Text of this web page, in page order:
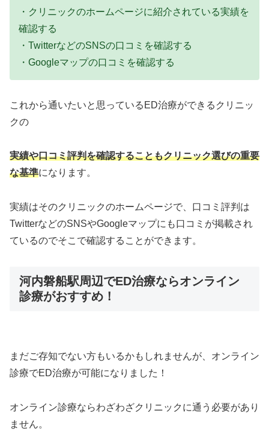
・クリニックのホームページに紹介されている実績を
確認する
・TwitterなどのSNSの口コミを確認する
・Googleマップの口コミを確認する
これから通いたいと思っているED治療ができるクリニッ
クの
実績や口コミ評判を確認することもクリニック選びの重要
な基準になります。
実績はそのクリニックのホームページで、口コミ評判は
TwitterなどのSNSやGoogleマップにも口コミが掲載され
ているのでそこで確認することができます。
河内磐船駅周辺でED治療ならオンライン
診療がおすすめ！
まだご存知でない方もいるかもしれませんが、オンライン
診療でED治療が可能になりました！
オンライン診療ならわざわざクリニックに通う必要があり
ません。